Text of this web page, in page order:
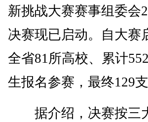
新挑战大赛赛事组委会
决赛现已启动。自大赛
全省81所高校、累计
生报名参赛，最终129
据介绍，决赛按三